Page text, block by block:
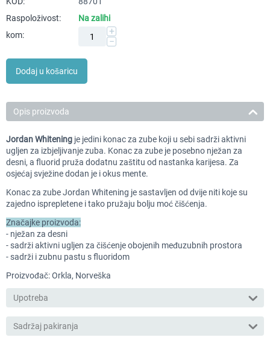
Raspoloživost:
Na zalihi
kom:
+
−
Dodaj u košaricu
Opis proizvoda
Jordan Whitening je jedini konac za zube koji u sebi sadrži aktivni
ugljen za izbjeljivanje zuba. Konac za zube je posebno nježan za
desni, a fluorid pruža dodatnu zaštitu od nastanka karijesa. Za
osjećaj svježine dodan je i okus mente.
Konac za zube Jordan Whitening je sastavljen od dvije niti koje su
zajedno isprepletene i tako pružaju bolju moć čišćenja.
Značajke proizvoda:
- nježan za desni
- sadrži aktivni ugljen za čišćenje obojenih međuzubnih prostora
- sadrži i zubnu pastu s fluoridom
Proizvođač: Orkla, Norveška
Upotreba
Sadržaj pakiranja